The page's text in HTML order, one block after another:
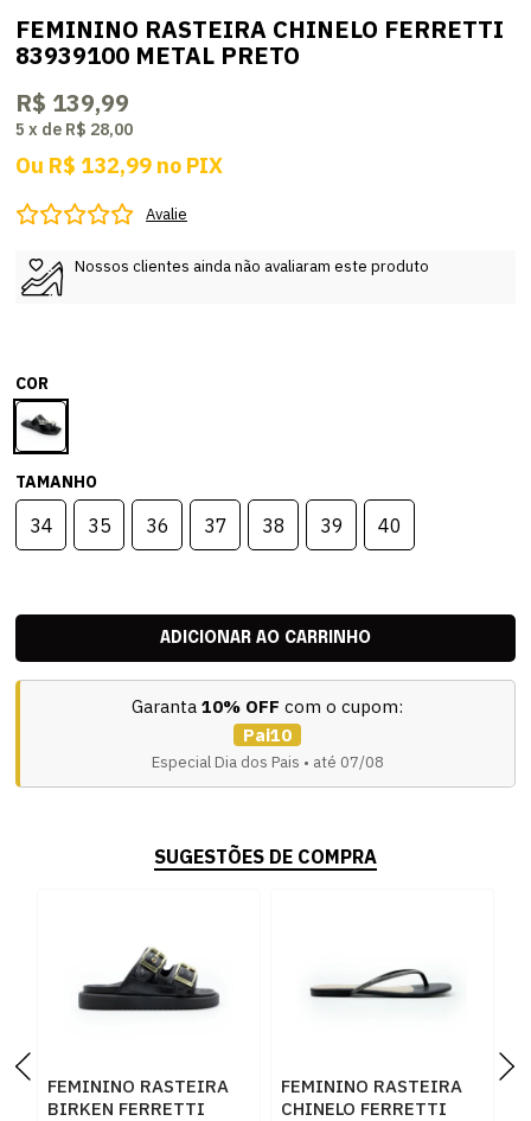
FEMININO RASTEIRA CHINELO FERRETTI
83939100 METAL PRETO
R$ 139,99
5 x de R$ 28,00
Ou R$ 132,99 no PIX
Avalie
Nossos clientes ainda não avaliaram este produto
COR
TAMANHO
34 35 36 37 38 39 40
Garanta 10% OFF com o cupom:
Pai10
Especial Dia dos Pais • até 07/08
SUGESTÕES DE COMPRA
FEMININO RASTEIRA
BIRKEN FERRETTI
FEMININO RASTEIRA
CHINELO FERRETTI